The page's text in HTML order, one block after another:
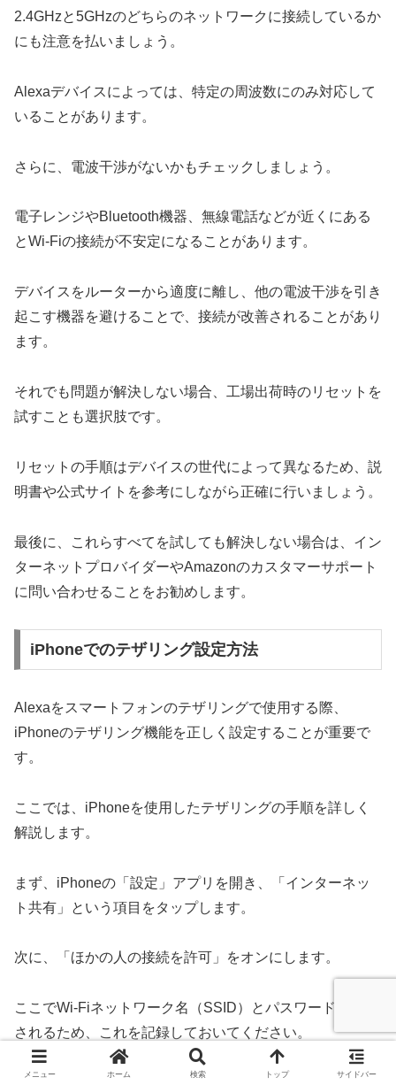
2.4GHzと5GHzのどちらのネットワークに接続しているか
にも注意を払いましょう。
Alexaデバイスによっては、特定の周波数にのみ対応して
いることがあります。
さらに、電波干渉がないかもチェックしましょう。
電子レンジやBluetooth機器、無線電話などが近くにある
とWi-Fiの接続が不安定になることがあります。
デバイスをルーターから適度に離し、他の電波干渉を引き
起こす機器を避けることで、接続が改善されることがあり
ます。
それでも問題が解決しない場合、工場出荷時のリセットを
試すことも選択肢です。
リセットの手順はデバイスの世代によって異なるため、説
明書や公式サイトを参考にしながら正確に行いましょう。
最後に、これらすべてを試しても解決しない場合は、イン
ターネットプロバイダーやAmazonのカスタマーサポート
に問い合わせることをお勧めします。
iPhoneでのテザリング設定方法
Alexaをスマートフォンのテザリングで使用する際、
iPhoneのテザリング機能を正しく設定することが重要で
す。
ここでは、iPhoneを使用したテザリングの手順を詳しく
解説します。
まず、iPhoneの「設定」アプリを開き、「インターネッ
ト共有」という項目をタップします。
次に、「ほかの人の接続を許可」をオンにします。
ここでWi-Fiネットワーク名（SSID）とパスワードが表示
されるため、これを記録しておいてください。
メニュー ホーム 検索 トップ サイドバー